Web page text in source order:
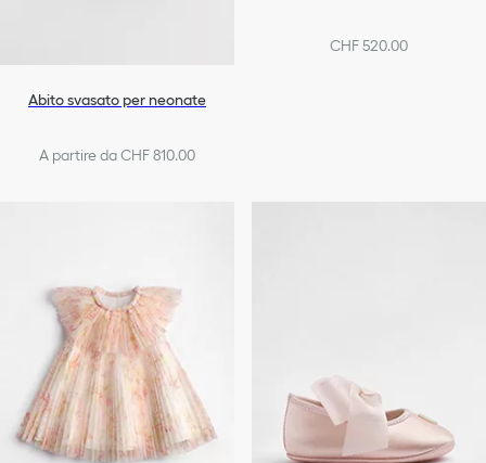
Abito svasato per neonate
A partire da CHF 810.00
CHF 520.00